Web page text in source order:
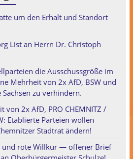
um den Erhalt und Standort
List an Herrn Dr. Christoph
die Ausschussgröße im
Mehrheit von 2x AfD, BSW und
Sachsen zu verhindern.
von 2x AfD, PRO CHEMNITZ /
Etablierte Parteien wollen
Stadtrat ändern!
und rote Willkür — offener Brief